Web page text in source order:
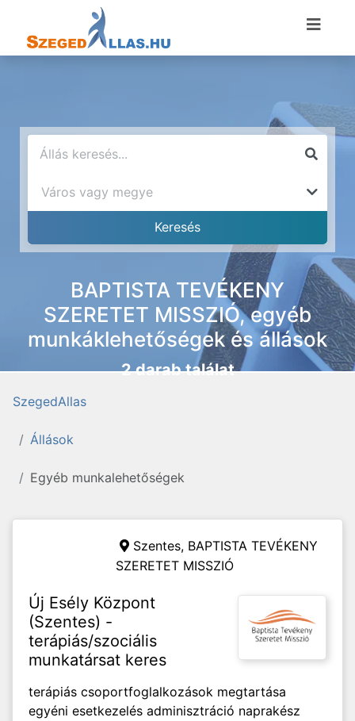
BAPTISTA TEVÉKENY
SZERETET MISSZIÓ, egyéb
munkáklehetőségek és állások
2 darab találat
SzegedAllas
Állások
Egyéb munkalehetőségek
Szentes, BAPTISTA TEVÉKENY
SZERETET MISSZIÓ
Új Esély Központ
(Szentes) -
terápiás/szociális
munkatársat keres
terápiás csoportfoglalkozások megtartása
egyéni esetkezelés adminisztráció naprakész